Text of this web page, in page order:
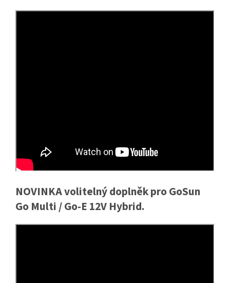
NOVINKA volitelný doplněk pro GoSun
Go Multi / Go-E 12V Hybrid.